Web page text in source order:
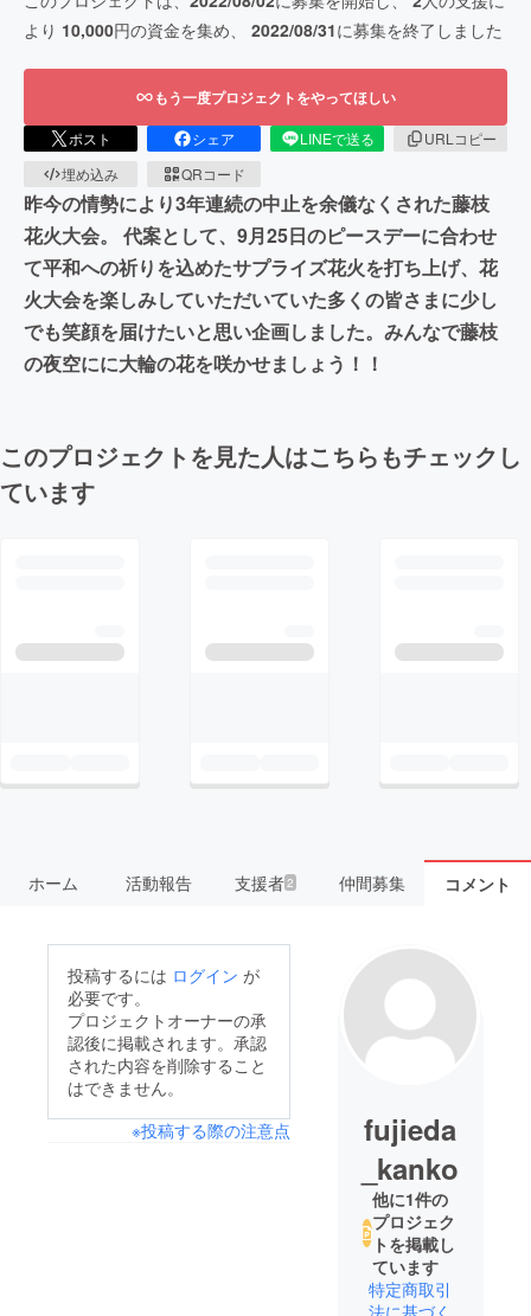
より 10,000円の資金を集め、 2022/08/31に募集を終了しました
もう一度プロジェクトをやってほしい
ポスト シェア LINEで送る
URLコピー
埋め込み
QRコード
昨今の情勢により3年連続の中止を余儀なくされた藤枝
花火大会。 代案として、9月25日のピースデーに合わせ
て平和への祈りを込めたサプライズ花火を打ち上げ、花
火大会を楽しみしていただいていた多くの皆さまに少し
でも笑顔を届けたいと思い企画しました。みんなで藤枝
の夜空にに大輪の花を咲かせましょう！！
このプロジェクトを見た人はこちらもチェックし
ています
ホーム 活動報告 支援者2 仲間募集 コメント
投稿するには ログイン が
必要です。
プロジェクトオーナーの承
認後に掲載されます。承認
された内容を削除すること
はできません。
※投稿する際の注意点
fujieda
_kanko
他に1件の
プロジェク
トを掲載し
ています
特定商取引
法に基づく